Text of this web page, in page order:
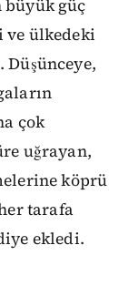
büyük güç
ve ülkedeki
Düşünceye,
çok
uğrayan,
köprü
tarafa
ekledi.